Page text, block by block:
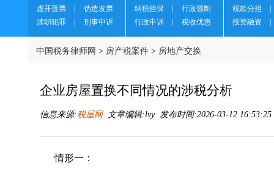
虚开普票
伪造发票
渎职犯罪
刑事申诉
纳税担保
行政强制
行政申诉
税收优惠
税款分担
投资融资
中国税务律师网 > 房产税案件 > 房地产交换
企业房屋置换不同情况的涉税分析
信息来源:税屋网文章编辑:lvy 发布时间:2026-03-12
情形一：